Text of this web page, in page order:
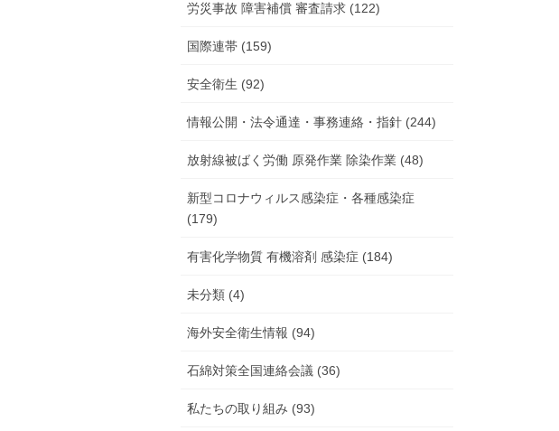
労災事故 障害補償 審査請求 (122)
国際連帯 (159)
安全衛生 (92)
情報公開・法令通達・事務連絡・指針 (244)
放射線被ばく労働 原発作業 除染作業 (48)
新型コロナウィルス感染症・各種感染症
(179)
有害化学物質 有機溶剤 感染症 (184)
未分類 (4)
海外安全衛生情報 (94)
石綿対策全国連絡会議 (36)
私たちの取り組み (93)